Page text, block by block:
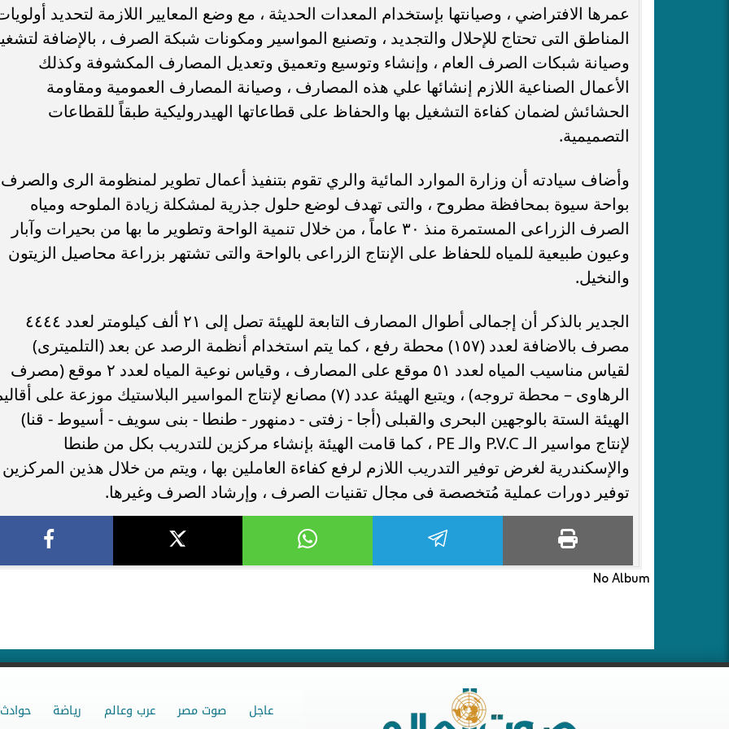
عمرها الافتراضي ، وصيانتها بإستخدام المعدات الحديثة ، مع وضع المعايير اللازمة لتحديد
المناطق التى تحتاج للإحلال والتجديد ، وتصنيع المواسير ومكونات شبكة الصرف ، بالإضافة
وصيانة شبكات الصرف العام ، وإنشاء وتوسيع وتعميق وتعديل المصارف المكشوفة وكذلك
الأعمال الصناعية اللازم إنشائها علي هذه المصارف ، وصيانة المصارف العمومية ومقاومة
الحشائش لضمان كفاءة التشغيل بها والحفاظ على قطاعاتها الهيدروليكية طبقاً للقطاعات
التصميمية.
وأضاف سيادته أن وزارة الموارد المائية والري تقوم بتنفيذ أعمال تطوير لمنظومة الرى والصرف
بواحة سيوة بمحافظة مطروح ، والتى تهدف لوضع حلول جذرية لمشكلة زيادة الملوحه ومياه
الصرف الزراعى المستمرة منذ ٣٠ عاماً ، من خلال تنمية الواحة وتطوير ما بها من بحيرات وآبار
وعيون طبيعية للمياه للحفاظ على الإنتاج الزراعى بالواحة والتى تشتهر بزراعة محاصيل الزيتون
والنخيل.
الجدير بالذكر أن إجمالى أطوال المصارف التابعة للهيئة تصل إلى ٢١ ألف كيلومتر لعدد ٤٤٤٤
مصرف بالاضافة لعدد (١٥٧) محطة رفع ، كما يتم استخدام أنظمة الرصد عن بعد (التلميترى)
لقياس مناسيب المياه لعدد ٥١ موقع على المصارف ، وقياس نوعية المياه لعدد ٢ موقع (مصرف
الرهاوى – محطة تروجه) ، ويتبع الهيئة عدد (٧) مصانع لإنتاج المواسير البلاستيك موزعة على
الهيئة الستة بالوجهين البحرى والقبلى (أجا - زفتى - دمنهور - طنطا - بنى سويف - أسيوط - قنا)
لإنتاج مواسير الـ P.V.C والـ PE ، كما قامت الهيئة بإنشاء مركزين للتدريب بكل من طنطا
والإسكندرية لغرض توفير التدريب اللازم لرفع كفاءة العاملين بها ، ويتم من خلال هذين المركزين
توفير دورات عملية مُتخصصة فى مجال تقنيات الصرف ، وإرشاد الصرف وغيرها.
No Album
عاجل صوت مصر عرب وعالم رياضة حوادث